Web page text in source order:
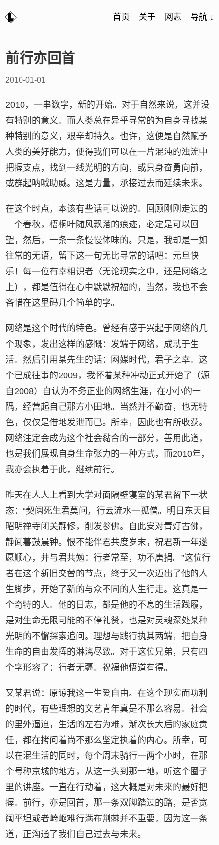
首页 关于 网志 导航 ↓
前行亦回首
2010-01-01
2010，一串数字，新的开始。对于自然来说，这并没
有特别的意义。而人类总在异乎寻常的为自身寻找某
种特别的意义，艰辛却持久。也许，这便是自然赋予
人类的美好能力，使得我们可以在一片混沌的浊流中
把握支点，找到一线光明的方向，或只身奋勇向前，
或群起呐喊助威。这是力量，承接过去而延续未来。
在这个时点，本该有些话可以说的。回顾刚刚走过的
一个春秋，梧桐叶随风飘落的痕迹，必定是可以回
望，然后，一条一条慢慢体味的。只是，我却是一如
往常的无语，留下这一句无比寻常的话吧：元旦快
乐！每一位有幸相识者（无论现实之中，还是网络之
上），都是值得在心中默默祝福的，当然，我也不会
吝惜在这里码几个简单的字。
网络是这个时代的特色。曾经有感于兴起于网络的几
个现象，发出这样的感慨：发端于网络，成就于生
活。然后引用某先生的话：网媒时代，君子之幸。这
个已成往事的2009，我怀着某种冲动正式开始了（源
自2008）自认为不务正业的网络生涯，在小小的一
隅，经营起自己那方小田地。当然并不勤奋，也无特
色，仅仅是借地发泄而已。所幸，因此也有所收获。
网络注定会成为这个社会黏合的一部分，善用此道，
也是我们展现自身生命张力的一种方式，而2010年，
我亦会执着于此，继续前行。
昨天在人人上看到大学对面隔壁寝室的某君留下一状
态：“契阔死生君莫问，行云流水一孤僧。明日东天目
昭明禅寺闭关静修，削发参佛。自此安对青灯古佛，
静闻暮鼓晨钟。恨不能伴君共度岁末，祝君新一年遂
愿顺心，并与君共勉：行者常至，功不唐捐。”这位行
者在这个新旧交替的节点，终于又一次迈出了他的人
生脚步，开始了新的与众不同的人生行走。这真是一
个奇特的人。他的日志，都是他的不息的生活践履，
是对生命无限可能的不停礼赞，也是对灵魂深处某种
光明的不懈探索追问。理想与践行执其两端，把自身
生命的自由发挥的淋漓尽致。对于这位兄弟，只有四
个字形容了：行者无疆。祝福他悟道有得。
又某君说：原谅我这一生爱自由。在这个现实而功利
的时代，有些理想的文艺青年真是不那么容易。社会
的里外逼迫，生活的左右为难，渐次长大后的家庭责
任，都在拷问着尚不那么坚定执着的内心。所幸，可
以在混生活的同时，每个周末骑行一两个小时，在那
个号称京城的地方，从这一头到那一地，听这个圈子
里的讲座。一直在行动着，这大概是对未来的最好把
握。前行，亦是回首，那一条双脚踏过的路，是否宽
阔平坦或者崎岖难行满布荆棘并不重要，因为这一条
道，正沟通了我们自己过去与未来。